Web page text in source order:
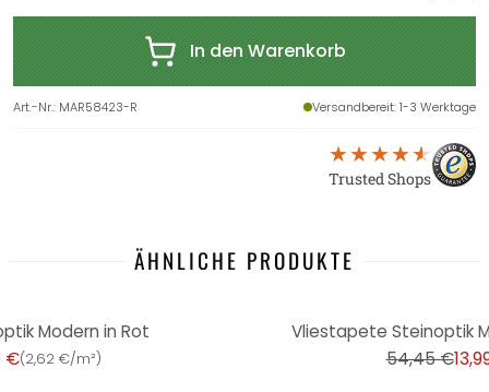
In den Warenkorb
Art.-Nr.: MAR58423-R Versandbereit: 1-3 Werktage
Trusted Shops
ÄHNLICHE PRODUKTE
Modern in Rot
€(2,62 €/m²)
Vliestapete Steinoptik
54,45 €